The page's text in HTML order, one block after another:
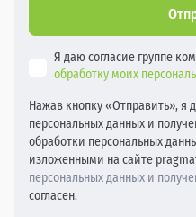
Я даю согласие группе
обработку моих
Нажав кнопку «Отправить», я
персональных данных и
обработки персональных
изложенными на сайте
персональных данных и
согласен.